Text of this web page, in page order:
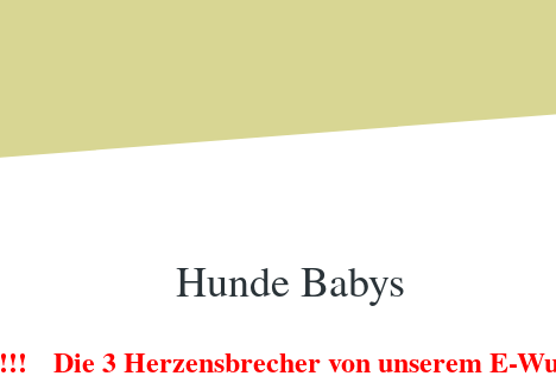
Hunde Babys
!!! Die 3 Herzensbrecher von unserem E-